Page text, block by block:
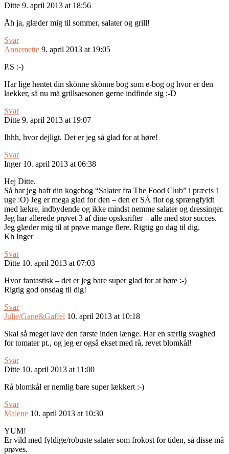
Ditte 9. april 2013 at 18:56
Åh ja, glæder mig til sommer, salater og grill!
Svar
Annemette 9. april 2013 at 19:05
P.S :-)
Har lige hentet din skönne skönne bog som e-bog og hvor er den
laekker, sä nu mä grillsaesonen gerne indfinde sig :-D
Svar
Ditte 9. april 2013 at 19:07
Ihhh, hvor dejligt. Det er jeg så glad for at høre!
Svar
Inger 10. april 2013 at 06:38
Hej Ditte.
Så har jeg haft din kogebog “Salater fra The Food Club” i præcis 1
uge :O) Jeg er mega glad for den – den er SÅ flot og sprængfyldt
med lækre, indbydende og ikke mindst nemme salater og dressinger.
Jeg har allerede prøvet 3 af dine opsksrifter – alle med stor succes.
Jeg glæder mig til at prøve mange flere. Rigtig go dag til dig.
Kh Inger
Svar
Ditte 10. april 2013 at 07:03
Hvor fantastisk – det er jeg bare super glad for at høre :-)
Rigtig god onsdag til dig!
Svar
Julie/Gane&Gaffel 10. april 2013 at 10:18
Skal så meget lave den første inden længe. Har en særlig svaghed
for tomater pt., og jeg er også ekset med rå, revet blomkål!
Svar
Ditte 10. april 2013 at 11:00
Rå blomkål er nemlig bare super lækkert :-)
Svar
Malene 10. april 2013 at 10:30
YUM!
Er vild med fyldige/robuste salater som frokost for tiden, så disse må
prøves.